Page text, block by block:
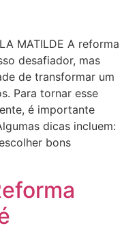
MATILDE A reforma
desafiador, mas
de transformar um
Para tornar esse
é importante
dicas incluem:
bons